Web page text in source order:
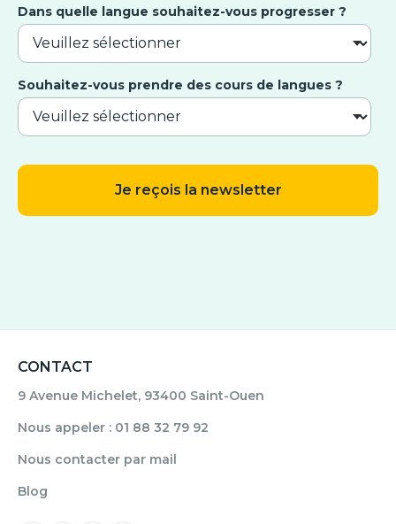
Dans quelle langue souhaitez-vous progresser ?
Souhaitez-vous prendre des cours de langues ?
CONTACT
9 Avenue Michelet, 93400 Saint-Ouen
Nous appeler : 01 88 32 79 92
Nous contacter par mail
Blog